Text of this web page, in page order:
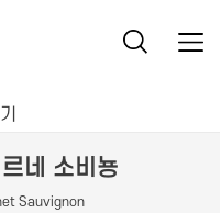
네 소비뇽
Sauvignon